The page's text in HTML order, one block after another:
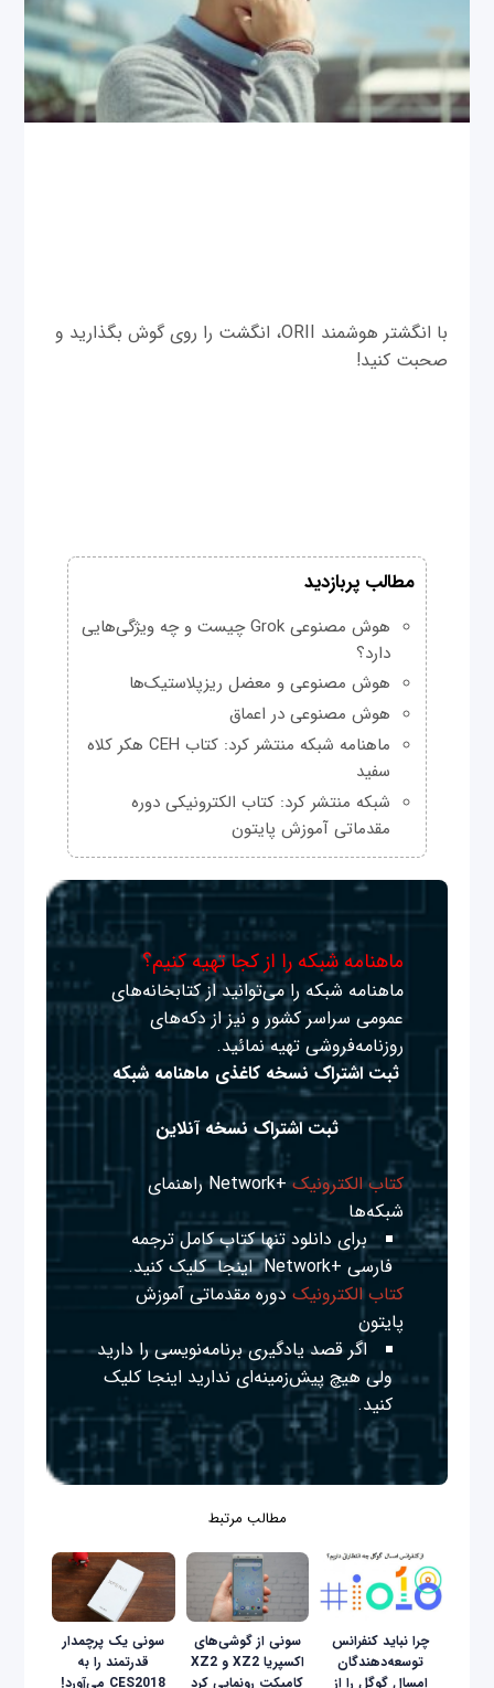
با انگشتر هوشمند ORII، انگشت را روی گوش بگذارید و
صحبت کنید!
مطالب پربازدید
هوش مصنوعی Grok چیست و چه ویژگی‌هایی
دارد؟
هوش مصنوعی و معضل ریزپلاستیک‌ها
هوش مصنوعی در اعماق
ماهنامه شبکه منتشر کرد: کتاب CEH هکر کلاه
سفید
شبکه منتشر کرد: کتاب الکترونیکی دوره
مقدماتی آموزش پایتون
ماهنامه شبکه را از کجا تهیه کنیم؟
ماهنامه شبکه را می‌توانید از کتابخانه‌های
عمومی سراسر کشور و نیز از دکه‌های
روزنامه‌فروشی تهیه نمائید.
ثبت اشتراک نسخه کاغذی ماهنامه شبکه
ثبت اشتراک نسخه آنلاین
کتاب الکترونیک
+Network راهنمای
شبکه‌ها
برای دانلود تنها کتاب کامل ترجمه
فارسی +Network
اینجا کلیک کنید.
کتاب الکترونیک دوره مقدماتی آموزش
پایتون
اگر قصد یادگیری برنامه‌نویسی را دارید
ولی هیچ پیش‌زمینه‌ای نداریداینجا کلیک
کنید.
مطالب مرتبط
چرا نباید کنفرانس
توسعه‌دهندگان
امسال گوگل را از
سونی از گوشی‌های
اکسپریا XZ2 و XZ2
کامپکت رونمایی کرد
سونی یک پرچمدار
قدرتمند را به
CES2018 می‌آورد!